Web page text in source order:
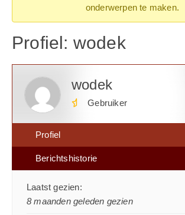
onderwerpen te maken.
Profiel: wodek
wodek
Gebruiker
Profiel
Berichtshistorie
Laatst gezien:
8 maanden geleden gezien